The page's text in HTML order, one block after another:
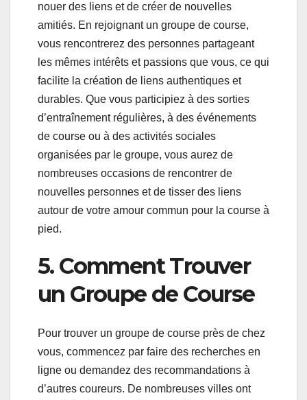
nouer des liens et de créer de nouvelles
amitiés. En rejoignant un groupe de course,
vous rencontrerez des personnes partageant
les mêmes intérêts et passions que vous, ce qui
facilite la création de liens authentiques et
durables. Que vous participiez à des sorties
d’entraînement régulières, à des événements
de course ou à des activités sociales
organisées par le groupe, vous aurez de
nombreuses occasions de rencontrer de
nouvelles personnes et de tisser des liens
autour de votre amour commun pour la course à
pied.
5. Comment Trouver
un Groupe de Course
Pour trouver un groupe de course près de chez
vous, commencez par faire des recherches en
ligne ou demandez des recommandations à
d’autres coureurs. De nombreuses villes ont